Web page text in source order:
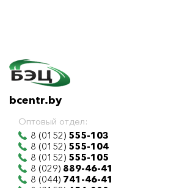
bcentr.by
Оптовый отдел:
8 (0152) 555-103
8 (0152) 555-104
8 (0152) 555-105
8 (029) 889-46-41
8 (044) 741-46-41